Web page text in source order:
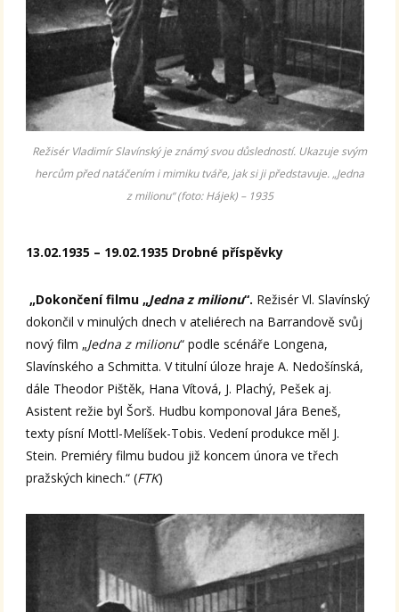
Režisér Vladimír Slavínský je známý svou důsledností. Ukazuje svým
hercům před natáčením i mimiku tváře, jak si ji představuje. „Jedna
z milionu“ (foto: Hájek) – 1935
13.02.1935 – 19.02.1935 Drobné příspěvky
„Dokončení filmu „Jedna z milionu“. Režisér Vl. Slavínský
dokončil v minulých dnech v ateliérech na Barrandově svůj
nový film „Jedna z milionu“ podle scénáře Longena,
Slavínského a Schmitta. V titulní úloze hraje A. Nedošínská,
dále Theodor Pištěk, Hana Vítová, J. Plachý, Pešek aj.
Asistent režie byl Šorš. Hudbu komponoval Jára Beneš,
texty písní Mottl-Melíšek-Tobis. Vedení produkce měl J.
Stein. Premiéry filmu budou již koncem února ve třech
pražských kinech.“ (FTK)